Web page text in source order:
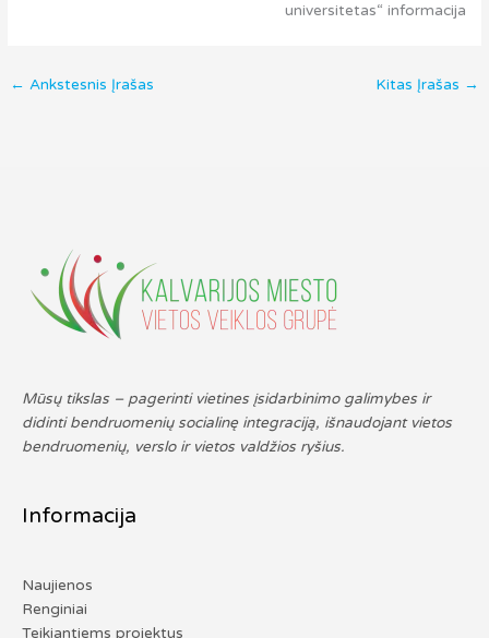
universitetas“ informacija
← Ankstesnis Įrašas Kitas Įrašas →
Mūsų tikslas – pagerinti vietines įsidarbinimo galimybes ir
didinti bendruomenių socialinę integraciją, išnaudojant vietos
bendruomenių, verslo ir vietos valdžios ryšius.
Informacija
Naujienos
Renginiai
Teikiantiems projektus